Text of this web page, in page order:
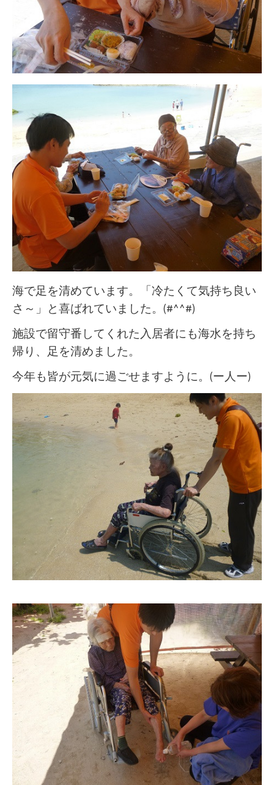
海で足を清めています。「冷たくて気持ち良い
さ～」と喜ばれていました。(#^^#)
施設で留守番してくれた入居者にも海水を持ち
帰り、足を清めました。
今年も皆が元気に過ごせますように。(ー人ー)